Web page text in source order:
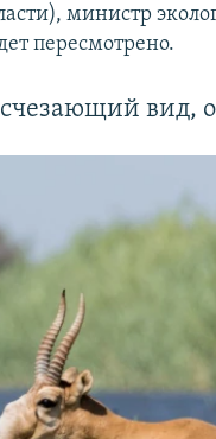
министр
пересмотрено.
вид,